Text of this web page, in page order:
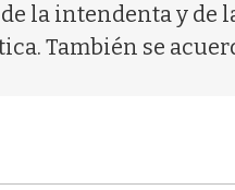
la intendenta y de
También se